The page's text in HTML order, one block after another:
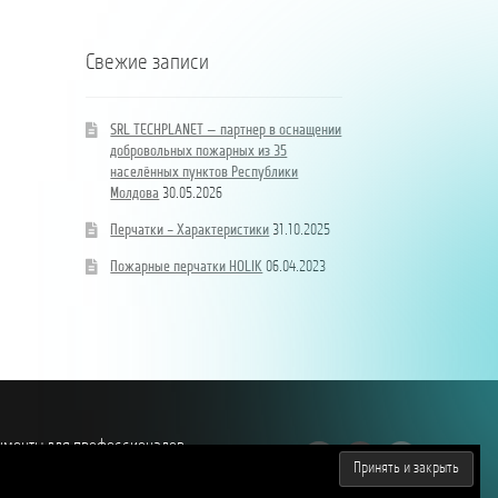
Свежие записи
SRL TECHPLANET — партнер в оснащении
добровольных пожарных из 35
населённых пунктов Республики
Молдова 30.05.2026
Перчатки – Характеристики 31.10.2025
Пожарные перчатки HOLIK 06.04.2023
для профессионалов,